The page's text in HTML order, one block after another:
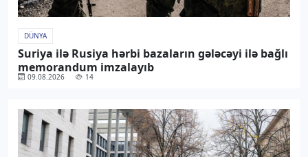
DÜNYA
Suriya ilə Rusiya hərbi bazaların gələcəyi ilə bağlı
memorandum imzalayıb
09.08.2026 14